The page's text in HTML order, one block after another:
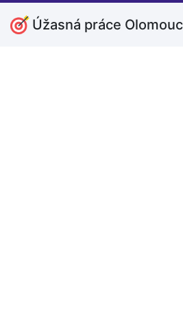
Úžasná práce Olomouc